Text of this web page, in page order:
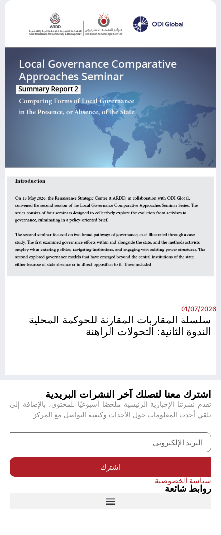
01/07/2026
سلسلة المقاربات المقارنة للحوكمة المحلية –
الندوة الثانية: التحولات الراهنة
اشترك معنا لتصلك آخر النشرات البريدية
تقدم نشرتنا الإخبارية الرئيسية ملخصًا أسبوعيًا للمحتوى، بالإضافة إلى
تلقي أحدث المعلومات حول الأحداث وكيفية التواصل مع المركز.
اشترك
سياسة الخصوصية
روابط شائعة